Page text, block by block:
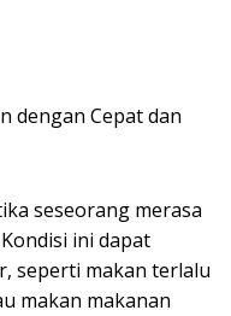
seseorang merasa
ini dapat
seperti makan terlalu
makan makanan